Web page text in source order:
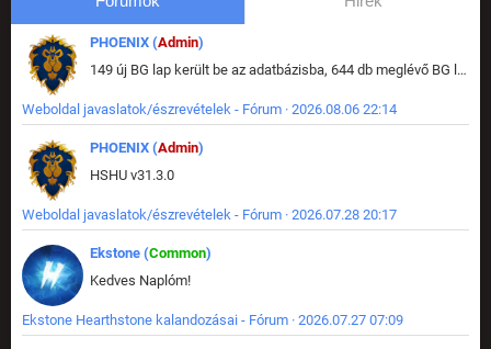
PHOENIX (Admin)
149 új BG lap került be az adatbázisba, 644 db meglévő BG lap módosult, bekerültek az új képek a megváltozott lapokhoz is.
Weboldal javaslatok/észrevételek - Fórum · 2026.08.06 22:14
PHOENIX (Admin)
HSHU v31.3.0
Weboldal javaslatok/észrevételek - Fórum · 2026.07.28 20:17
Ekstone (Common)
Kedves Naplóm!
Ekstone Hearthstone kalandozásai - Fórum · 2026.07.27 07:09